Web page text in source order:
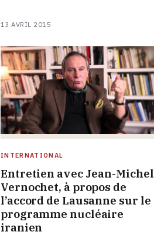
13 AVRIL 2015
INTERNATIONAL
Entretien avec Jean-Michel
Vernochet, à propos de
l’accord de Lausanne sur le
programme nucléaire
iranien